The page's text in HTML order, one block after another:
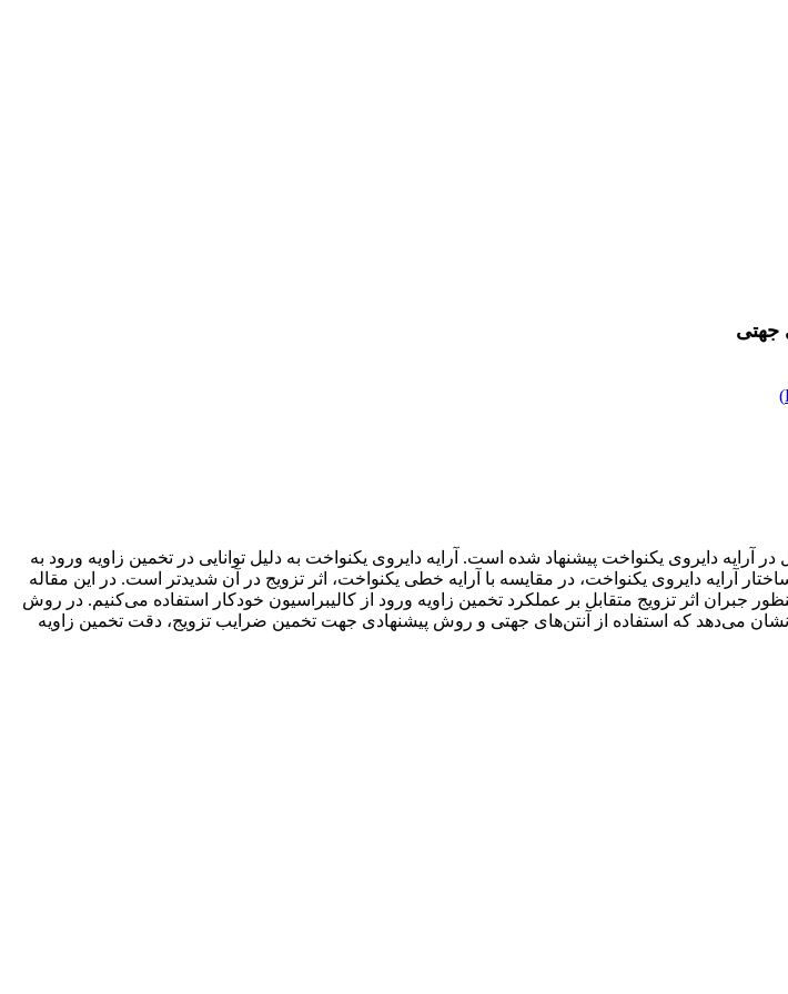
جهتی
)
دایروی یکنواخت پیشنهاد شده است. آرایه‌ دایروی یکنواخت به دلیل توانایی در تخمین زاویه‌ ورود به
طرفی با توجه به ساختار آرایه‌ دایروی یکنواخت، در مقایسه با آرایه‌ خطی یکنواخت، اثر تزویج در آن شدیدتر است. در این مقاله
جبران اثر تزویج متقابل بر عملکرد تخمین زاویه‌ ورود از کالیبراسیون خودکار استفاده می‌کنیم. در روش
می‌دهد که استفاده از آنتن‌های جهتی و روش پیشنهادی جهت تخمین ضرایب تزویج، دقت تخمین زاویه‌